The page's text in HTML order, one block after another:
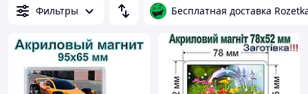
Фильтры Бесплатная доставка